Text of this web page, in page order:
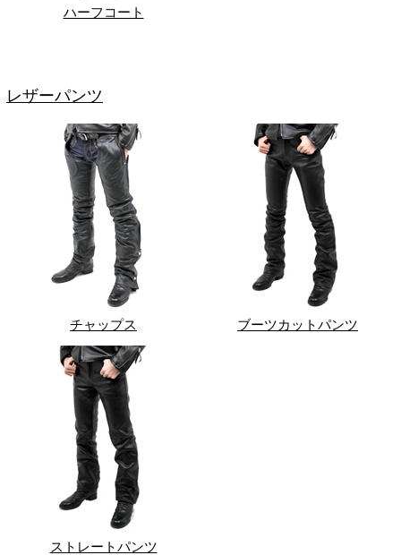
ハーフコート
レザーパンツ
チャップス ブーツカットパンツ
ストレートパンツ